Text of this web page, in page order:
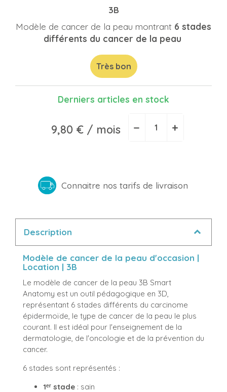
3B
Modèle de cancer de la peau montrant 6 stades
différents du cancer de la peau
Très bon
Derniers articles en stock
9,80 €/ mois − +
Connaitre nos tarifs de livraison
Description
Modèle de cancer de la peau d'occasion |
Location | 3B
Le modèle de cancer de la peau 3B Smart
Anatomy est un outil pédagogique en 3D,
représentant 6 stades différents du carcinome
épidermoïde, le type de cancer de la peau le plus
courant. Il est idéal pour l'enseignement de la
dermatologie, de l'oncologie et de la prévention du
cancer.
6 stades sont représentés :
1ᵉʳ stade : sain